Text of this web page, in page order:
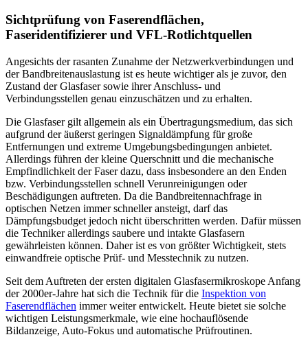
Sichtprüfung von Faserendflächen,
Faseridentifizierer und VFL-Rotlichtquellen
Angesichts der rasanten Zunahme der Netzwerkverbindungen und
der Bandbreitenauslastung ist es heute wichtiger als je zuvor, den
Zustand der Glasfaser sowie ihrer Anschluss- und
Verbindungsstellen genau einzuschätzen und zu erhalten.
Die Glasfaser gilt allgemein als ein Übertragungsmedium, das sich
aufgrund der äußerst geringen Signaldämpfung für große
Entfernungen und extreme Umgebungsbedingungen anbietet.
Allerdings führen der kleine Querschnitt und die mechanische
Empfindlichkeit der Faser dazu, dass insbesondere an den Enden
bzw. Verbindungsstellen schnell Verunreinigungen oder
Beschädigungen auftreten. Da die Bandbreitennachfrage in
optischen Netzen immer schneller ansteigt, darf das
Dämpfungsbudget jedoch nicht überschritten werden. Dafür müssen
die Techniker allerdings saubere und intakte Glasfasern
gewährleisten können. Daher ist es von größter Wichtigkeit, stets
einwandfreie optische Prüf- und Messtechnik zu nutzen.
Seit dem Auftreten der ersten digitalen Glasfasermikroskope Anfang
der 2000er-Jahre hat sich die Technik für die Inspektion von
Faserendflächen immer weiter entwickelt. Heute bietet sie solche
wichtigen Leistungsmerkmale, wie eine hochauflösende
Bildanzeige, Auto-Fokus und automatische Prüfroutinen.